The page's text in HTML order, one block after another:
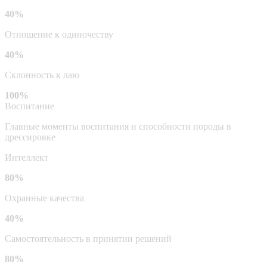
40%
Отношение к одиночеству
40%
Склонность к лаю
100%
Воспитание
Главные моменты воспитания и способности породы в
дрессировке
Интеллект
80%
Охранные качества
40%
Самостоятельность в принятии решений
80%